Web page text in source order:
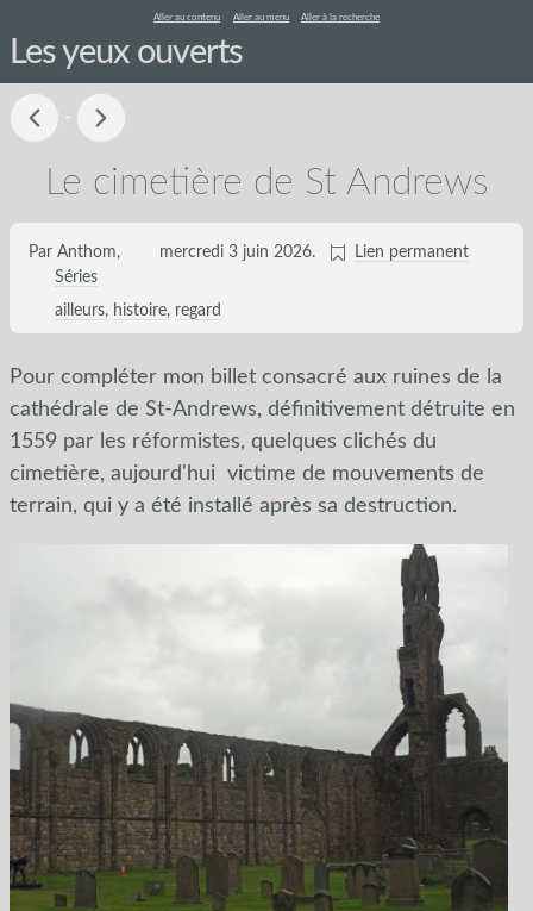
Aller au contenu Aller au menu Aller à la recherche
Les yeux ouverts
-
Le cimetière de St Andrews
Par Anthom, mercredi 3 juin 2026.
Lien permanent
Séries
ailleurs
histoire regard
Pour compléter mon billet consacré aux ruines de la
cathédrale de St-Andrews, définitivement détruite en
1559 par les réformistes, quelques clichés du
cimetière, aujourd'hui victime de mouvements de
terrain, qui y a été installé après sa destruction.